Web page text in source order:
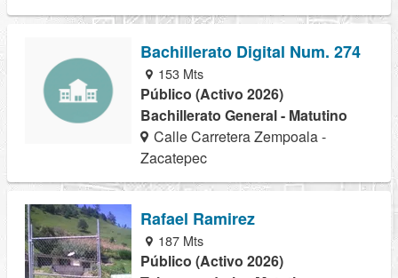
Bachillerato Digital Num. 274
153 Mts
Público (Activo 2026)
Bachillerato General - Matutino
Calle Carretera Zempoala -
Zacatepec
Rafael Ramirez
187 Mts
Público (Activo 2026)